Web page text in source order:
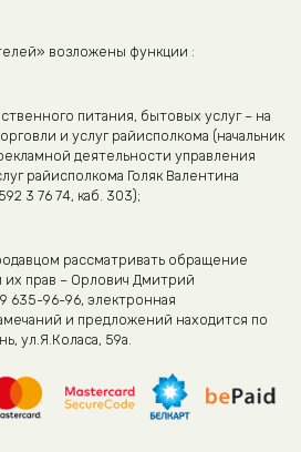
возложены функции :
питания, бытовых услуг – на
и услуг райисполкома (начальник
деятельности управления
райисполкома Голяк Валентина
3 76 74, каб. 303);
рассматривать обращение
прав – Орлович Дмитрий
635-96-96, электронная
и предложений находится по
ул.Я.Коласа, 59а.